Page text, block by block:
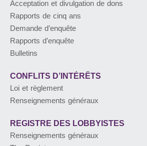
Acceptation et divulgation de dons
Rapports de cinq ans
Demande d’enquête
Rapports d’enquête
Bulletins
CONFLITS D’INTÉRÊTS
Loi et règlement
Renseignements généraux
REGISTRE DES LOBBYISTES
Renseignements généraux